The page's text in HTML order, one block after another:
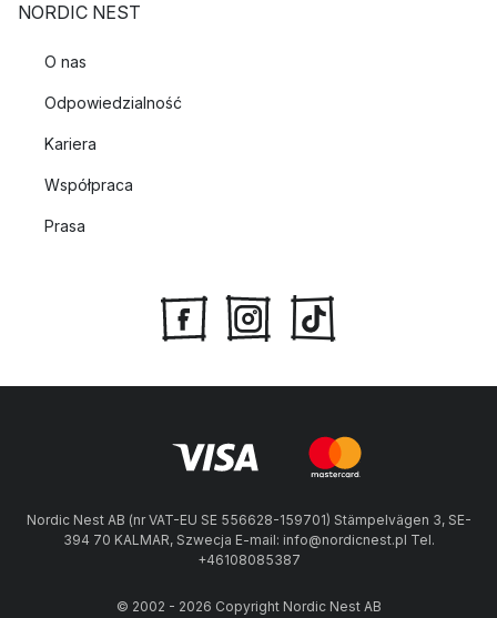
NORDIC NEST
O nas
Odpowiedzialność
Kariera
Współpraca
Prasa
Nordic Nest AB (nr VAT-EU SE 556628-159701) Stämpelvägen 3, SE-
394 70 KALMAR, Szwecja E-mail: info@nordicnest.pl Tel.
+46108085387
© 2002 - 2026 Copyright Nordic Nest AB